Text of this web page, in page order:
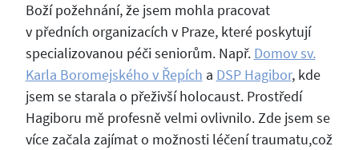
Boží požehnání, že jsem mohla pracovat
v předních organizacích v Praze, které poskytují
specializovanou péči seniorům. Např. Domov sv.
Karla Boromejského v Řepích a DSP Hagibor, kde
jsem se starala o přeživší holocaust. Prostředí
Hagiboru mě profesně velmi ovlivnilo. Zde jsem se
více začala zajímat o možnosti léčení traumatu,což